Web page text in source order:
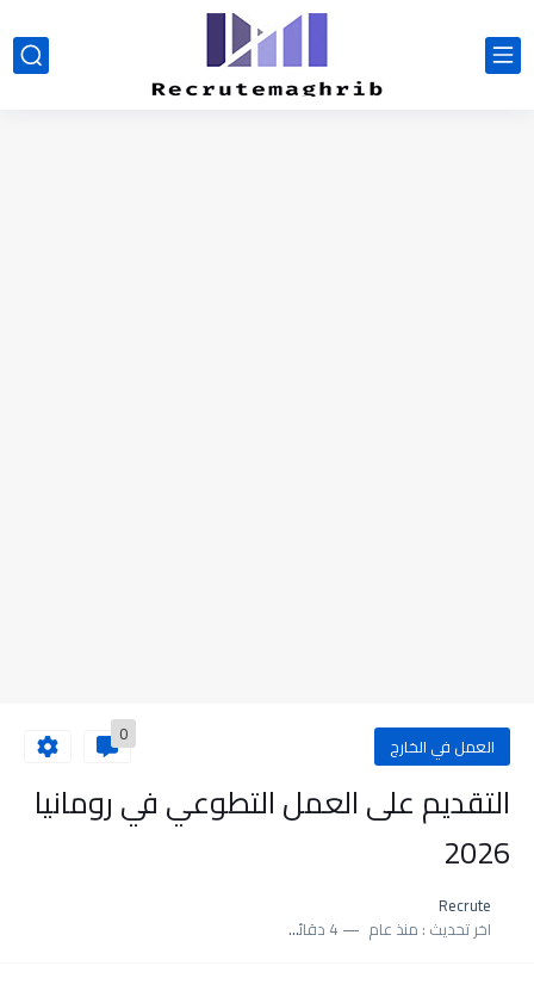
العمل في الخارج 0
التقديم على العمل التطوعي في رومانيا
2026
Recrute
اخر تحديث : منذ عام 4 دقائق للقراءة